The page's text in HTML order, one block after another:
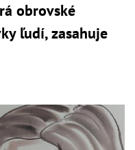
obrovské
ľudí, zasahuje